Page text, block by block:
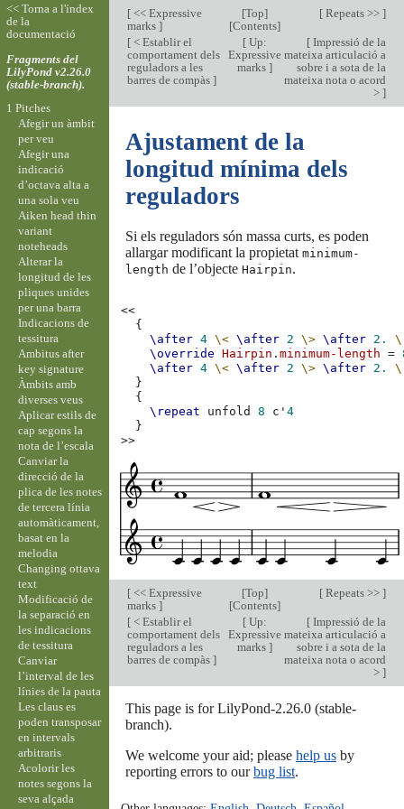
[<< Expressive
marks ]
[Top]
[Contents]
[Repeats >> ]
[< Establir el
comportament dels
reguladors a les
barres de compàs ]
[Up:
Expressive
marks ]
[Impressió de la
mateixa articulació a
sobre i a sota de la
mateixa nota o acord
> ]
Ajustament de la
longitud mínima dels
reguladors
Si els reguladors són massa curts, es poden
allargar modificant la propietat minimum-
length de l’objecte Hairpin.
<<
{
\after 4 \< \after 2 \> \after 2.
\override
Hairpin .minimum-length =
\after 4 \< \after 2 \> \after 2.
}
{
\repeat
unfold 8 c'4
}
>>
[<< Expressive
marks ]
[Top]
[Contents]
[Repeats >> ]
[< Establir el
comportament dels
reguladors a les
barres de compàs ]
[Up:
Expressive
marks ]
[Impressió de la
mateixa articulació a
sobre i a sota de la
mateixa nota o acord
> ]
This page is for LilyPond-2.26.0 (stable-
branch).
We welcome your aid; please help usby
reporting errors to ourbug list.
<< Torna a l'índex
de la
documentació
Fragments del
LilyPond v2.26.0
(stable-branch).
1 Pitches
Afegir un àmbit
per veu
Afegir una
indicació
d’octava alta a
una sola veu
Aiken head thin
variant
noteheads
Alterar la
longitud de les
pliques unides
per una barra
Indicacions de
tessitura
Ambitus after
key signature
Àmbits amb
diverses veus
Aplicar estils de
cap segons la
nota de l’escala
Canviar la
direcció de la
plica de les notes
de tercera línia
automàticament,
basat en la
melodia
Changing ottava
text
Modificació de
la separació en
les indicacions
de tessitura
Canviar
l’interval de les
línies de la pauta
Les claus es
poden transposar
en intervals
arbitraris
Acolorir les
notes segons la
seva alçada